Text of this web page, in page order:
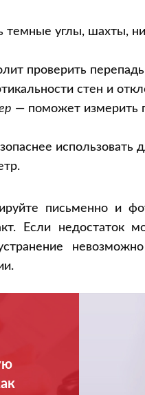
темные углы, шахты,
проверить
стен и
— поможет измерить
использовать
письменно и
Если недостаток